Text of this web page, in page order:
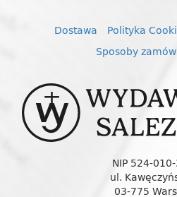
Dostawa Polityka
Sposoby
NIP 524-
ul.
03-775